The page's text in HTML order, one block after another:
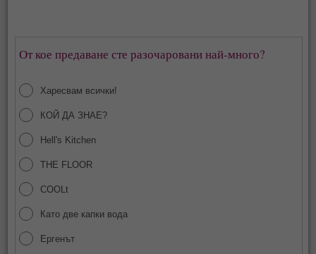
От кое предаване сте разочаровани най-много?
Харесвам всички!
КОЙ ДА ЗНАЕ?
Hell's Kitchen
THE FLOOR
COOLt
Като две капки вода
Ергенът